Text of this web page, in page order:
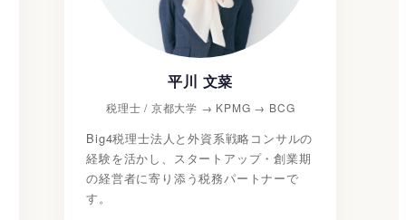
平川 文菜
税理士 / 京都大学 → KPMG → BCG
Big4税理士法人と外資系戦略コンサルの
経験を活かし、スタートアップ・創業期
の経営者に寄り添う税務パートナーで
す。